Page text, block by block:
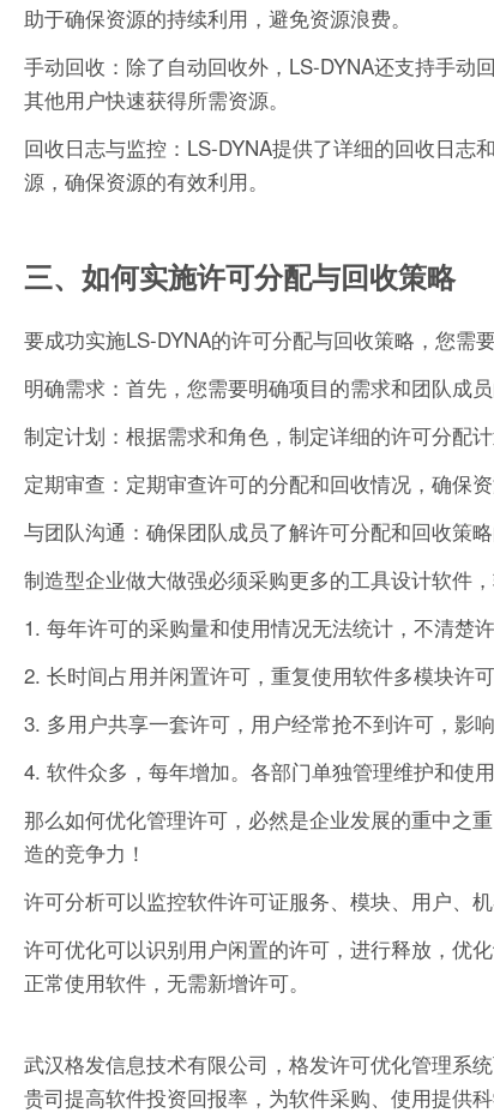
助于确保资源的持续利用，避免资源浪费。
手动回收：除了自动回收外，LS-DYNA还支持手动
其他用户快速获得所需资源。
回收日志与监控：LS-DYNA提供了详细的回收日
源，确保资源的有效利用。
三、如何实施许可分配与回收策略
要成功实施LS-DYNA的许可分配与回收策略，您需
明确需求：首先，您需要明确项目的需求和团队成
制定计划：根据需求和角色，制定详细的许可分配
定期审查：定期审查许可的分配和回收情况，确保
与团队沟通：确保团队成员了解许可分配和回收策
制造型企业做大做强必须采购更多的工具设计软件
1. 每年许可的采购量和使用情况无法统计，不清
2. 长时间占用并闲置许可，重复使用软件多模块许
3. 多用户共享一套许可，用户经常抢不到许可，影
4. 软件众多，每年增加。各部门单独管理维护和使
那么如何优化管理许可，必然是企业发展的重中之
造的竞争力！
许可分析可以监控软件许可证服务、模块、用户、
许可优化可以识别用户闲置的许可，进行释放，优
正常使用软件，无需新增许可。
武汉格发信息技术有限公司，格发许可优化管理系
贵司提高软件投资回报率，为软件采购、使用提供